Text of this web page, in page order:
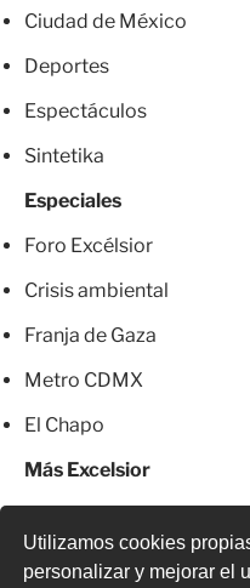
Utilizamos cookies
personalizar y mejorar el
Ciudad de México
Deportes
Espectáculos
Sintetika
Especiales
Foro Excélsior
Crisis ambiental
Franja de Gaza
Metro CDMX
El Chapo
Más Excelsior